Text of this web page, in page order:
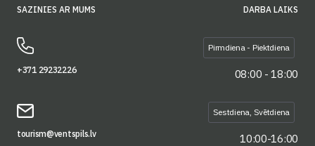
SAZINIES AR MUMS
+371 29232226
tourism@ventspils.lv
DARBA LAIKS
Pirmdiena - Piektdiena
08:00 - 18:00
Sestdiena, Svētdiena
10:00-16:00